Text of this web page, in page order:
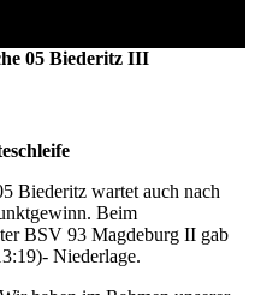
05 Biederitz III
Biederitz wartet auch nach
Beim
BSV 93 Magdeburg II gab
Niederlage.